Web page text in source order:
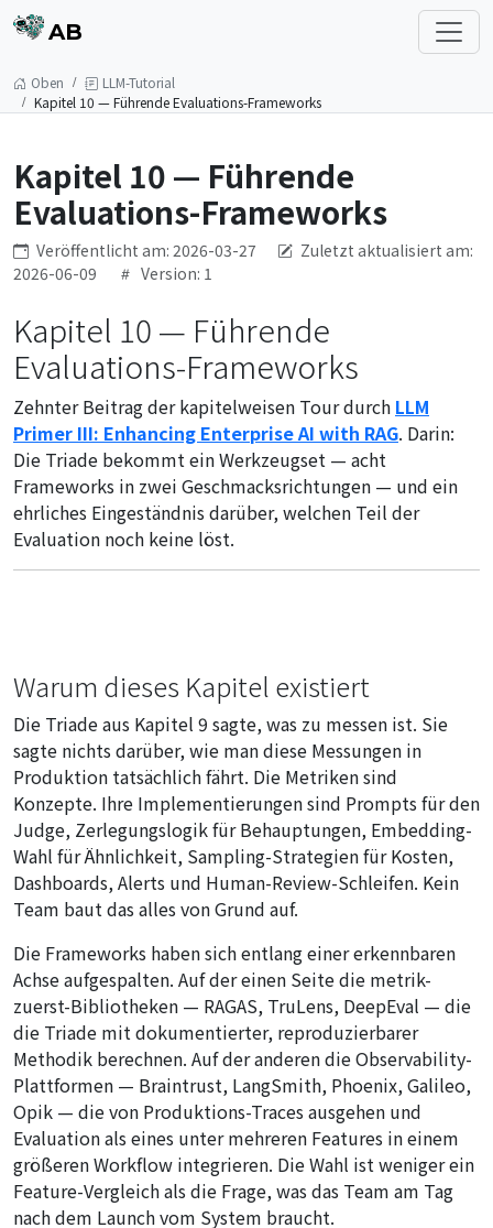
AB
Oben
LLM-Tutorial
Kapitel 10 — Führende Evaluations-Frameworks
Kapitel 10 — Führende
Evaluations-Frameworks
Veröffentlicht am: 2026-03-27
Zuletzt aktualisiert am:
2026-06-09
Version: 1
Kapitel 10 — Führende
Evaluations-Frameworks
Zehnter Beitrag der kapitelweisen Tour durch LLM
Primer III: Enhancing Enterprise AI with RAG. Darin:
Die Triade bekommt ein Werkzeugset — acht
Frameworks in zwei Geschmacksrichtungen — und ein
ehrliches Eingeständnis darüber, welchen Teil der
Evaluation noch keine löst.
Warum dieses Kapitel existiert
Die Triade aus Kapitel 9 sagte, was zu messen ist. Sie
sagte nichts darüber, wie man diese Messungen in
Produktion tatsächlich fährt. Die Metriken sind
Konzepte. Ihre Implementierungen sind Prompts für den
Judge, Zerlegungslogik für Behauptungen, Embedding-
Wahl für Ähnlichkeit, Sampling-Strategien für Kosten,
Dashboards, Alerts und Human-Review-Schleifen. Kein
Team baut das alles von Grund auf.
Die Frameworks haben sich entlang einer erkennbaren
Achse aufgespalten. Auf der einen Seite die metrik-
zuerst-Bibliotheken — RAGAS, TruLens, DeepEval — die
die Triade mit dokumentierter, reproduzierbarer
Methodik berechnen. Auf der anderen die Observability-
Plattformen — Braintrust, LangSmith, Phoenix, Galileo,
Opik — die von Produktions-Traces ausgehen und
Evaluation als eines unter mehreren Features in einem
größeren Workflow integrieren. Die Wahl ist weniger ein
Feature-Vergleich als die Frage, was das Team am Tag
nach dem Launch vom System braucht.